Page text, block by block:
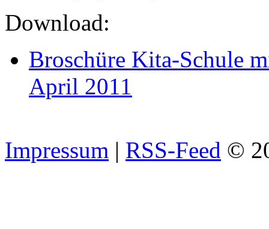
Download:
Broschüre Kita-Schule
April 2011
Impressum | RSS-Feed ©